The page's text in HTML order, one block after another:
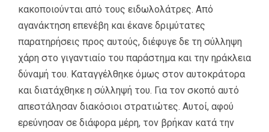
κακοποιούνται από τους ειδωλολάτρες. Από
αγανάκτηση επενέβη και έκανε δριμύτατες
παρατηρήσεις προς αυτούς, διέφυγε δε τη σύλληψη
χάρη στο γιγαντιαίο του παράστημα και την ηράκλεια
δύναμή του. Καταγγέλθηκε όμως στον αυτοκράτορα
και διατάχθηκε η σύλληψή του. Για τον σκοπό αυτό
απεστάλησαν διακόσιοι στρατιώτες. Αυτοί, αφού
ερεύνησαν σε διάφορα μέρη, τον βρήκαν κατά την